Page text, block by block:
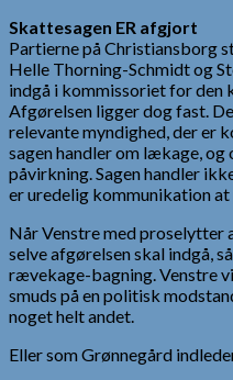
Skattesagen ER afgjort
Partierne på Christiansborg
Helle Thorning-Schmidt og
indgå i kommissoriet for den
Afgørelsen ligger dog fast.
relevante myndighed, der er
sagen handler om lækage,
påvirkning. Sagen handler
er uredelig kommunikation
Når Venstre med proselytter
selve afgørelsen skal indgå,
rævekage-bagning. Venstre
smuds på en politisk
noget helt andet.
Eller som Grønnegård